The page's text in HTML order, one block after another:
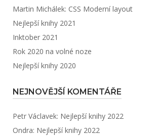
Martin Michálek: CSS Moderní layout
Nejlepší knihy 2021
Inktober 2021
Rok 2020 na volné noze
Nejlepší knihy 2020
NEJNOVĚJŠÍ KOMENTÁŘE
Petr Václavek: Nejlepší knihy 2022
Ondra: Nejlepší knihy 2022